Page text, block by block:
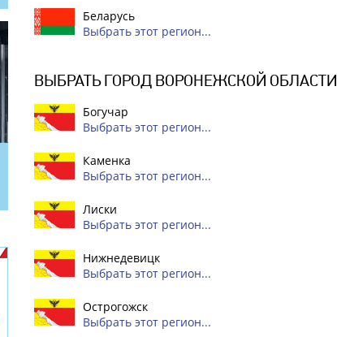
Беларусь
Выбрать этот регион...
ВЫБРАТЬ ГОРОД ВОРОНЕЖСКОЙ ОБЛАСТИ
Богучар
Выбрать этот регион...
Каменка
Выбрать этот регион...
Лиски
Выбрать этот регион...
Нижнедевицк
Выбрать этот регион...
Острогожск
Выбрать этот регион...